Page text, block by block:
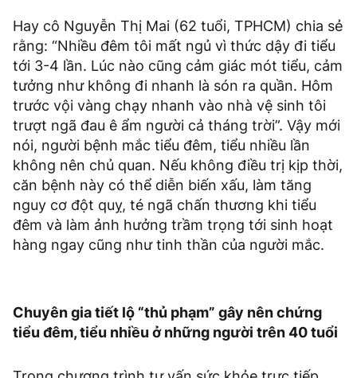
Hay cô Nguyễn Thị Mai (62 tuổi, TPHCM) chia sẻ
rằng: “Nhiều đêm tôi mất ngủ vì thức dậy đi tiểu
tới 3-4 lần. Lúc nào cũng cảm giác mót tiểu, cảm
tưởng như không đi nhanh là són ra quần. Hôm
trước vội vàng chạy nhanh vào nhà vệ sinh tôi
trượt ngã đau ê ẩm người cả tháng trời”. Vậy mới
nói, người bệnh mắc tiểu đêm, tiểu nhiều lần
không nên chủ quan. Nếu không điều trị kịp thời,
căn bệnh này có thể diễn biến xấu, làm tăng
nguy cơ đột quỵ, té ngã chấn thương khi tiểu
đêm và làm ảnh hưởng trầm trọng tới sinh hoạt
hàng ngay cũng như tinh thần của người mắc.
Chuyên gia tiết lộ “thủ phạm” gây nên chứng
tiểu đêm, tiểu nhiều ở những người trên 40 tuổi